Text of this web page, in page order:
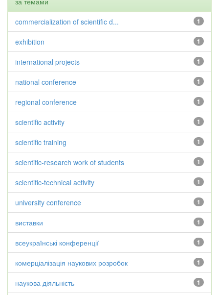
1
commercialization of scientific d...
1
exhibition
1
international projects
1
national conference
1
regional conference
1
scientific activity
1
scientific training
1
scientific-research work of students
1
scientific-technical activity
1
university conference
1
виставки
1
всеукраїнські конференції
1
комерціалізація наукових розробок
1
наукова діяльність